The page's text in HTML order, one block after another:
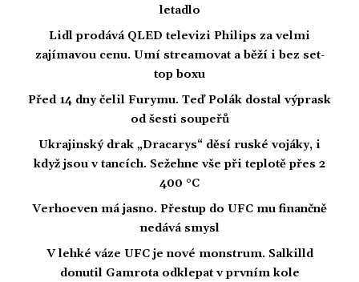
letadlo
Lidl prodává QLED televizi Philips za velmi
zajímavou cenu. Umí streamovat a běží i bez set-
top boxu
Před 14 dny čelil Furymu. Teď Polák dostal výprask
od šesti soupeřů
Ukrajinský drak „Dracarys“ děsí ruské vojáky, i
když jsou v tancích. Sežehne vše při teplotě přes 2
400 °C
Verhoeven má jasno. Přestup do UFC mu finančně
nedává smysl
V lehké váze UFC je nové monstrum. Salkilld
donutil Gamrota odklepat v prvním kole